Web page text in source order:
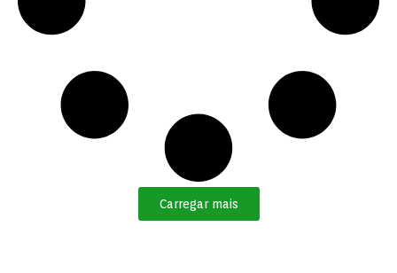
Carregar mais